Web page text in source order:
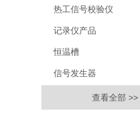
热工信号校验仪
记录仪产品
恒温槽
信号发生器
查看全部 >>